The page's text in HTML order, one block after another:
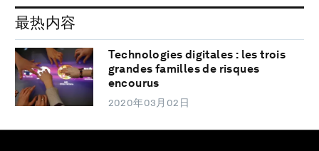
最热内容
Technologies digitales : les trois
grandes familles de risques
encourus
2020年03月02日